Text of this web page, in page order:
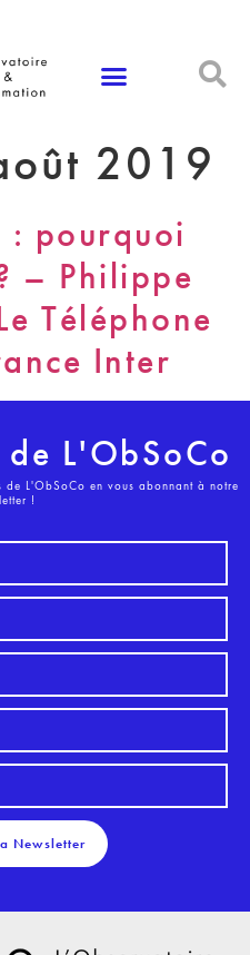
2019
: pourquoi
– Philippe
Téléphone
Inter
L'ObSoCo
de L'ObSoCo en vous abonnant à notre
!
Newsletter